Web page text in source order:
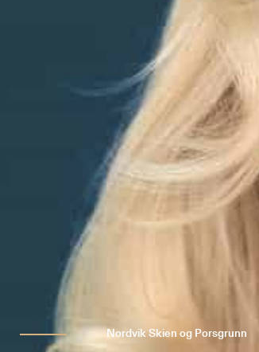
Nordvik Skien og Porsgrunn